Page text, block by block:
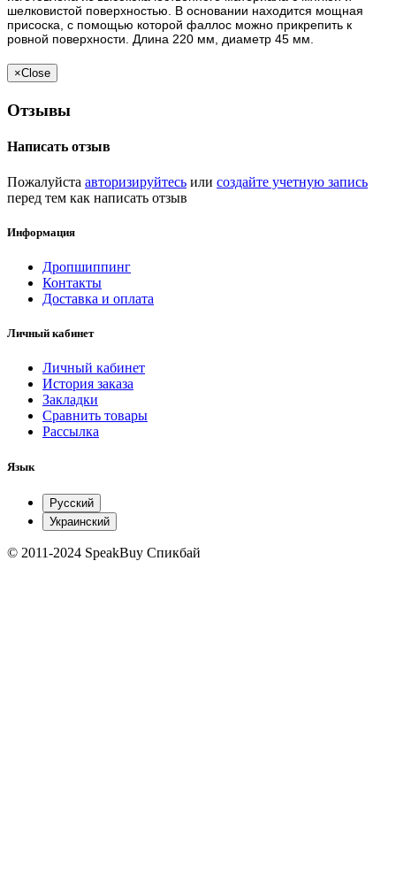
шелковистой поверхностью. В основании находится мощная
присоска, с помощью которой фаллос можно прикрепить к
ровной поверхности. Длина 220 мм, диаметр 45 мм.
×Close
Отзывы
Написать отзыв
Пожалуйста авторизируйтесь или создайте учетную запись
перед тем как написать отзыв
Информация
Дропшиппинг
Контакты
Доставка и оплата
Личный кабинет
Личный кабинет
История заказа
Закладки
Сравнить товары
Рассылка
Язык
Русский
Украинский
© 2011-2024 SpeakBuy Спикбай